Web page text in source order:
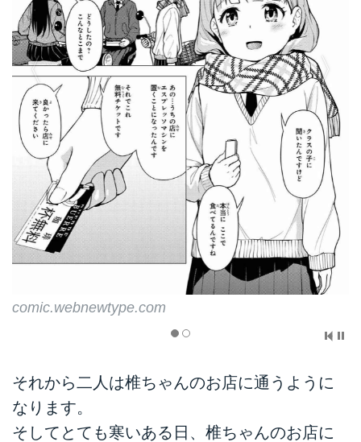
comic.webnewtype.com
それから二人は椎ちゃんのお店に通うように
なります。
そしてとても寒いある日、椎ちゃんのお店に